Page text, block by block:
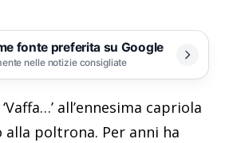
fonte preferita su Google
nelle notizie consigliate
all’ennesima capriola
poltrona. Per anni ha